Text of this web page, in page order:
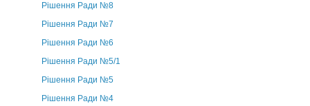
Рішення Ради №8
Рішення Ради №7
Рішення Ради №6
Рішення Ради №5/1
Рішення Ради №5
Рішення Ради №4